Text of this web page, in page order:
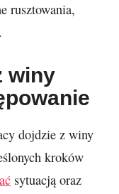
rusztowania,
winy
dojdzie z winy
kroków
sytuacją oraz